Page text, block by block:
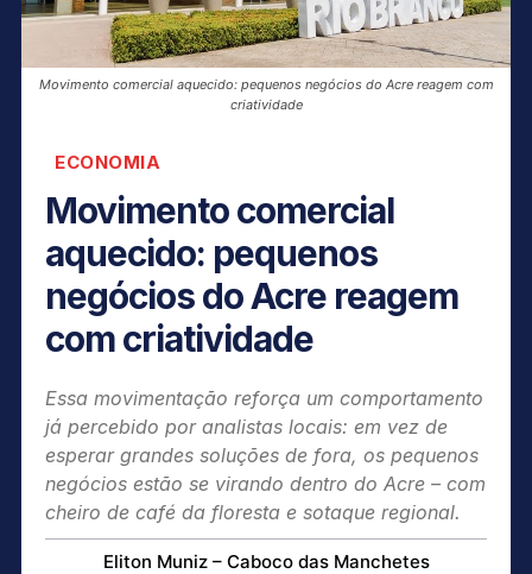
Movimento comercial aquecido: pequenos negócios do Acre reagem com
criatividade
ECONOMIA
Movimento comercial
aquecido: pequenos
negócios do Acre reagem
com criatividade
Essa movimentação reforça um comportamento
já percebido por analistas locais: em vez de
esperar grandes soluções de fora, os pequenos
negócios estão se virando dentro do Acre – com
cheiro de café da floresta e sotaque regional.
Eliton Muniz – Caboco das Manchetes